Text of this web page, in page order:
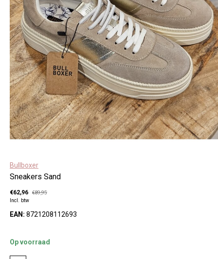
Bullboxer
Sneakers Sand
€62,96
€89,95
Incl. btw
EAN: 8721208112693
Op voorraad